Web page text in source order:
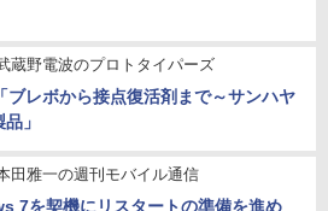
蔵野電波のプロトタイパーズ
ブレボから接点復活剤まで～サンハヤ
」
田雅一の週刊モバイル通信
7を契機にリスタートの準備を進め